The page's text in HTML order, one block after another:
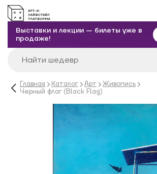
Выставки и лекции — билеты уже в
продаже!
Главная Каталог Арт
Живопись
Черный флаг (Black Flag)